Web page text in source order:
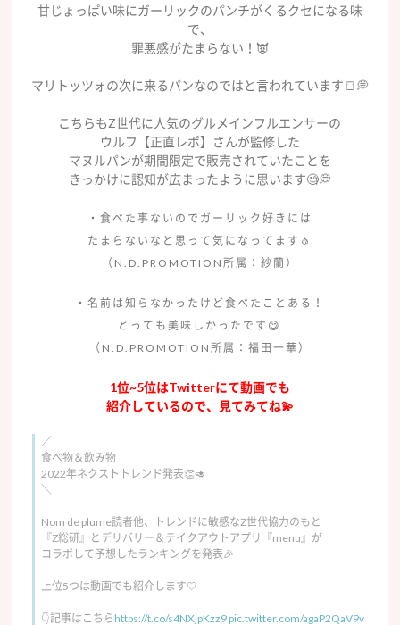
甘じょっぱい味にガーリックのパンチがくるクセになる味
で、
罪悪感がたまらない！👿
マリトッツォの次に来るパンなのではと言われています🍞💭
こちらもZ世代に人気のグルメインフルエンサーの
ウルフ【正直レポ】さんが監修した
マヌルパンが期間限定で販売されていたことを
きっかけに認知が広まったように思います🧐💭
・食べた事ないのでガーリック好きには
たまらないなと思って気になってます🧄
（N.D.PROMOTION所属：紗蘭）
・名前は知らなかったけど食べたことある！
とっても美味しかったです😋
（N.D.PROMOTION所属：福田一華）
1位~5位はTwitterにて動画でも
紹介しているので、見てみてね💫
／
食べ物＆飲み物
2022年ネクストトレンド発表👏🥑
＼
Nom de plume読者他、トレンドに敏感なZ世代協力のもと
『Z総研』とデリバリー＆テイクアウトアプリ『menu』が
コラボして予想したランキングを発表🎉
上位5つは動画でも紹介します🤍
👇記事はこちら https://t.co/s4NXjpKzz9 pic.twitter.com/agaP2QaV9v